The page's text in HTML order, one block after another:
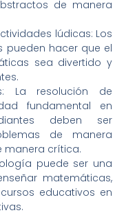
de manera
lúdicas: Los
pueden hacer que el
sea divertido y
La resolución de
fundamental en
deben ser
de manera
manera crítica.
puede ser una
matemáticas,
educativos en